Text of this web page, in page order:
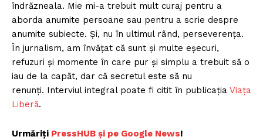
îndrăzneala. Mie mi-a trebuit mult curaj pentru a
aborda anumite persoane sau pentru a scrie despre
anumite subiecte. Şi, nu în ultimul rând, perseverenţa.
În jurnalism, am învățat că sunt și multe eșecuri,
refuzuri și momente în care pur și simplu a trebuit să o
iau de la capăt, dar că secretul este să nu
renunţi. Interviul integral poate fi citit în publicația Viața
Liberă.
Urmăriți PressHUB și pe Google News!